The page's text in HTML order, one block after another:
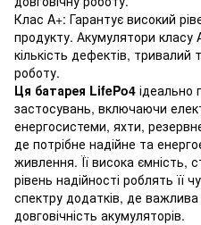
Клас A+: Гарантує високий
продукту. Акумулятори класу
кількість дефектів,
роботу.
Ця батарея LifePo4 ідеально
застосувань, включаючи
енергосистеми, яхти,
де потрібне надійне та
живлення. Її висока ємність,
рівень надійності роблять
спектру додатків, де
довговічність акумуляторів.